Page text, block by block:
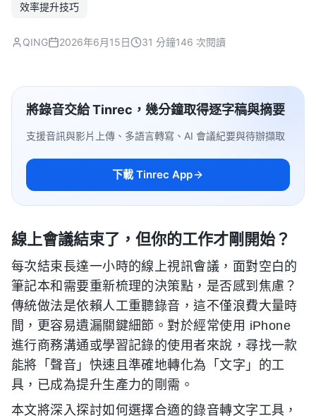
效率提升技巧
QING 2026年6月15日 31 分鐘146 次閱讀
將錄音交給 Tinrec，幾分鐘取得逐字稿與摘要
支援音訊與影片上傳、多語言轉寫、AI 會議紀要與待辦擷取
下載 Tinrec App
線上會議結束了，但你的工作才剛開始？
每次結束長達一小時的線上視訊會議，面對空白的
筆記本和需要重新梳理的決策點，是否感到焦慮？
傳統做法是依賴人工重聽錄音，這不僅浪費大量時
間，更容易遺漏關鍵細節。對於經常使用 iPhone
進行商務溝通或學習記錄的使用者來說，尋找一款
能將「聲音」快速且準確地轉化為「文字」的工
具，已成為提升生產力的剛需。
本文將深入探討如何選擇合適的錄音轉文字工具，